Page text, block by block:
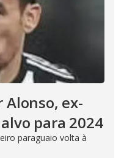
Alonso, ex-
para 2024
paraguaio volta à